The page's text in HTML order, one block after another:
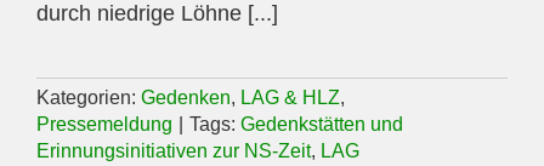
durch niedrige Löhne [...]
Kategorien: Gedenken, LAG & HLZ,
Pressemeldung
Tags: Gedenkstätten und
Erinnungsinitiativen zur NS-Zeit, LAG